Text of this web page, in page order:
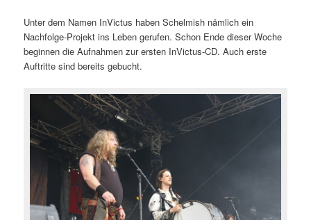
Unter dem Namen InVictus haben Schelmish nämlich ein
Nachfolge-Projekt ins Leben gerufen. Schon Ende dieser Woche
beginnen die Aufnahmen zur ersten InVictus-CD. Auch erste
Auftritte sind bereits gebucht.